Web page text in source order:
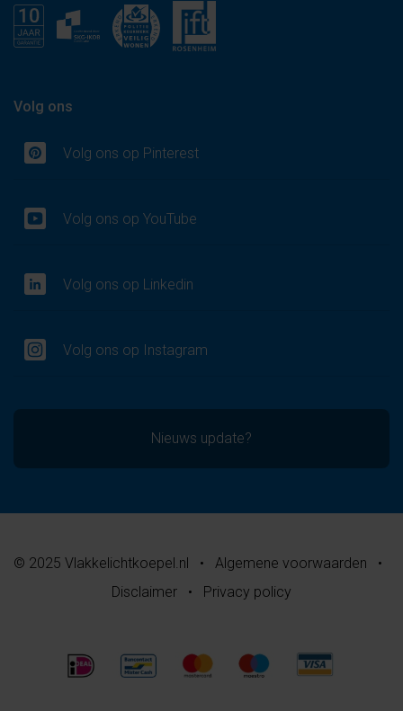
Volg ons
Volg ons op Pinterest
Volg ons op YouTube
Volg ons op Linkedin
Volg ons op Instagram
Nieuws update?
© 2025 Vlakkelichtkoepel.nl • Algemene voorwaarden
•
Disclaimer
• Privacy policy